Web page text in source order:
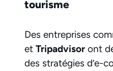
tourisme
Des entreprises
et Tripadvisor ont
des stratégies d’e-